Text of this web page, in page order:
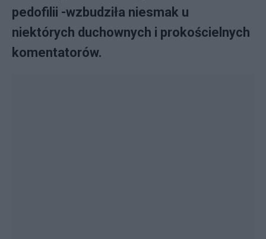
pedofilii -wzbudziła niesmak u
niektórych duchownych i prokościelnych
komentatorów.